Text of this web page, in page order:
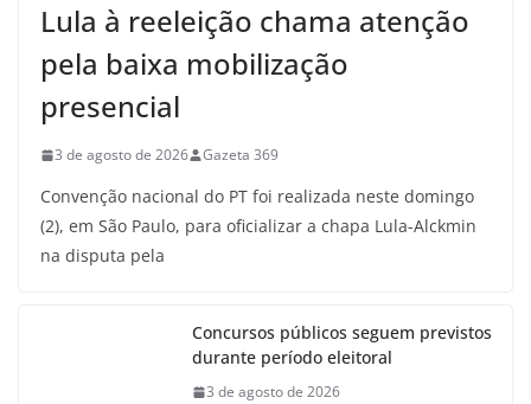
Lula à reeleição chama atenção
pela baixa mobilização
presencial
3 de agosto de 2026 Gazeta 369
Convenção nacional do PT foi realizada neste domingo
(2), em São Paulo, para oficializar a chapa Lula-Alckmin
na disputa pela
Concursos públicos seguem previstos
durante período eleitoral
3 de agosto de 2026